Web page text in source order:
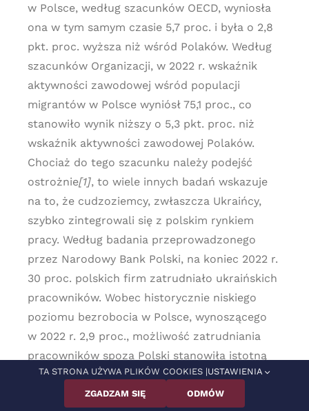
w Polsce, według szacunków OECD, wyniosła
ona w tym samym czasie 5,7 proc. i była o 2,8
pkt. proc. wyższa niż wśród Polaków. Według
szacunków Organizacji, w 2022 r. wskaźnik
aktywności zawodowej wśród populacji
migrantów w Polsce wyniósł 75,1 proc., co
stanowiło wynik niższy o 5,3 pkt. proc. niż
wskaźnik aktywności zawodowej Polaków.
Chociaż do tego szacunku należy podejść
ostrożnie[1], to wiele innych badań wskazuje
na to, że cudzoziemcy, zwłaszcza Ukraińcy,
szybko zintegrowali się z polskim rynkiem
pracy. Według badania przeprowadzonego
przez Narodowy Bank Polski, na koniec 2022 r.
30 proc. polskich firm zatrudniało ukraińskich
pracowników. Wobec historycznie niskiego
poziomu bezrobocia w Polsce, wynoszącego
w 2022 r. 2,9 proc., możliwość zatrudniania
pracowników spoza Polski stanowiła istotną
pomoc dla przedsiębiorstw borykających się
z problemem braków kadrowych.
TA STRONA UŻYWA PLIKÓW COOKIES |USTAWIENIA
ZGADZAM SIĘ ODMÓW